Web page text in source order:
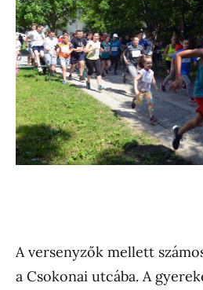
A versenyzők mellett
a Csokonai utcába. A